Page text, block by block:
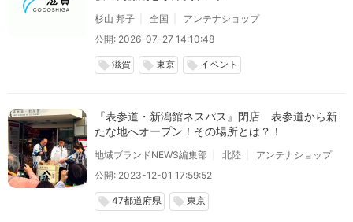
杉山 邦子 全国
アンテナショップ
公開: 2026-07-27 14:10:48
local_offer 滋賀 local_offer 東京 local_offer イベント
『表参道・新潟館ネスパス』閉店 表参道から新
たな地へオープン！その場所とは？！
地域ブランドNEWS編集部 北陸
アンテナショップ
公開: 2023-12-01 17:59:52
local_offer 47都道府県 local_offer 東京